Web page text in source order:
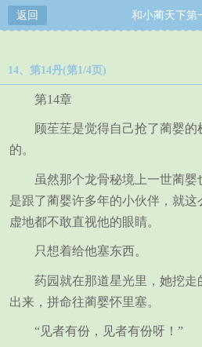
返回 和小蔺天下第
14、第14丹(第1/4页)
第14章
顾苼苼是觉得自己抢了蔺婴
的。
虽然那个龙骨秘境上一世蔺
是跟了蔺婴许多年的小伙伴，就
虚地都不敢直视他的眼睛。
只想着给他塞东西。
药园就在那道星光里，她挖
出来，拼命往蔺婴怀里塞。
“见者有份，见者有份呀！”